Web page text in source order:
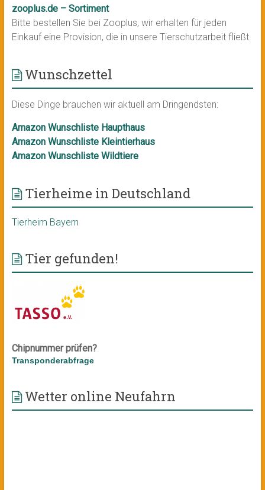
zooplus.de – Sortiment
Bitte bestellen Sie bei Zooplus, wir erhalten für jeden
Einkauf eine Provision, die in unsere Tierschutzarbeit fließt.
Wunschzettel
Diese Dinge brauchen wir aktuell am Dringendsten:
Amazon Wunschliste Haupthaus
Amazon Wunschliste Kleintierhaus
Amazon Wunschliste Wildtiere
Tierheime in Deutschland
Tierheim Bayern
Tier gefunden!
Chipnummer prüfen?
Transponderabfrage
Wetter online Neufahrn